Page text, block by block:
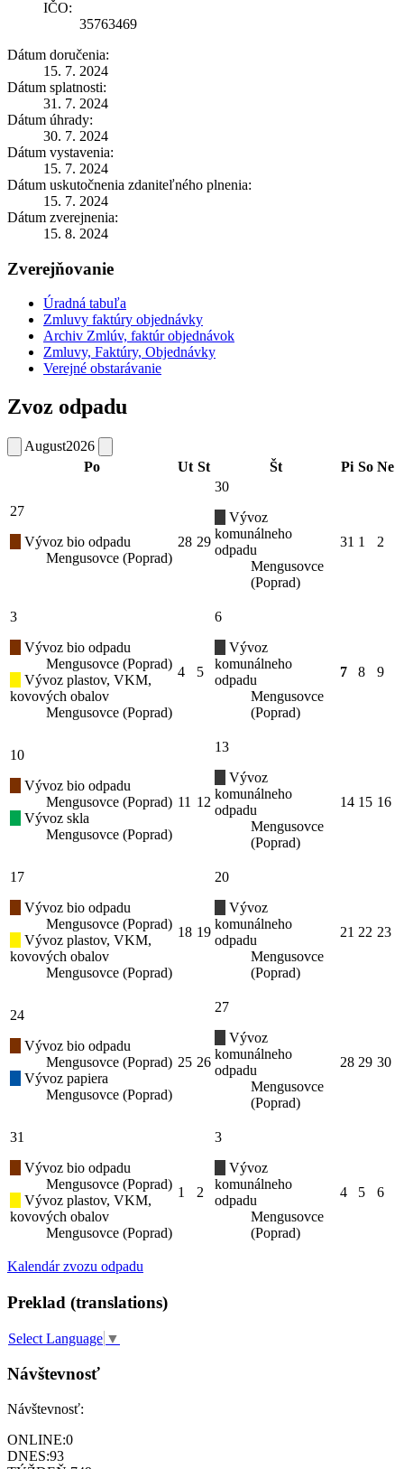
IČO:
35763469
Dátum doručenia:
15. 7. 2024
Dátum splatnosti:
31. 7. 2024
Dátum úhrady:
30. 7. 2024
Dátum vystavenia:
15. 7. 2024
Dátum uskutočnenia zdaniteľného plnenia:
15. 7. 2024
Dátum zverejnenia:
15. 8. 2024
Zverejňovanie
Úradná tabuľa
Zmluvy faktúry objednávky
Archiv Zmlúv, faktúr objednávok
Zmluvy, Faktúry, Objednávky
Verejné obstarávanie
Zvoz odpadu
August2026
Po
Ut St Št Pi So Ne
27
Vývoz bio odpadu
Mengusovce (Poprad)
28 29
30
Vývoz
komunálneho
odpadu
Mengusovce
(Poprad)
31 1 2
3
Vývoz bio odpadu
Mengusovce (Poprad)
Vývoz plastov, VKM,
kovových obalov
Mengusovce (Poprad)
4 5
6
Vývoz
komunálneho
odpadu
Mengusovce
(Poprad)
7 8 9
10
Vývoz bio odpadu
Mengusovce (Poprad)
Vývoz skla
Mengusovce (Poprad)
11 12
13
Vývoz
komunálneho
odpadu
Mengusovce
(Poprad)
14 15 16
17
Vývoz bio odpadu
Mengusovce (Poprad)
Vývoz plastov, VKM,
kovových obalov
Mengusovce (Poprad)
18 19
20
Vývoz
komunálneho
odpadu
Mengusovce
(Poprad)
21 22 23
24
Vývoz bio odpadu
Mengusovce (Poprad)
Vývoz papiera
Mengusovce (Poprad)
25 26
27
Vývoz
komunálneho
odpadu
Mengusovce
(Poprad)
28 29 30
31
Vývoz bio odpadu
Mengusovce (Poprad)
Vývoz plastov, VKM,
kovových obalov
Mengusovce (Poprad)
1 2
3
Vývoz
komunálneho
odpadu
Mengusovce
(Poprad)
4 5 6
Kalendár zvozu odpadu
Preklad (translations)
Select Language ▼
Návštevnosť
Návštevnosť:
ONLINE:0
DNES:93